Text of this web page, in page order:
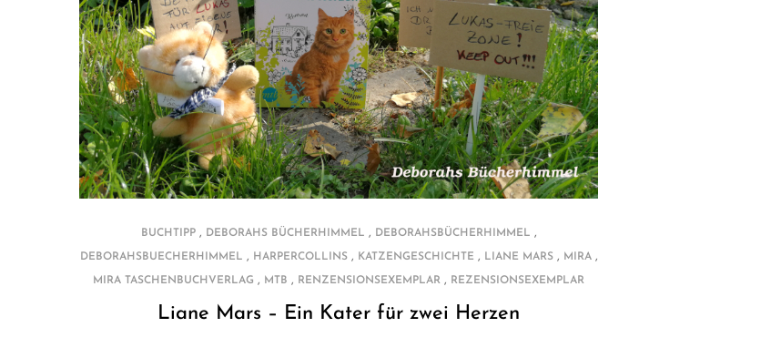
BUCHTIPP, DEBORAHS BÜCHERHIMMEL , DEBORAHSBÜCHERHIMMEL ,
DEBORAHSBUECHERHIMMEL , HARPERCOLLINS, KATZENGESCHICHTE , LIANE MARS, MIRA,
MIRA TASCHENBUCHVERLAG , MTB , RENZENSIONSEXEMPLAR , REZENSIONSEXEMPLAR
Liane Mars – Ein Kater für zwei Herzen